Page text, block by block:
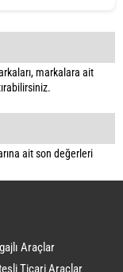
markalara ait
ait son değerleri
Araçlar
Ticari Araçlar